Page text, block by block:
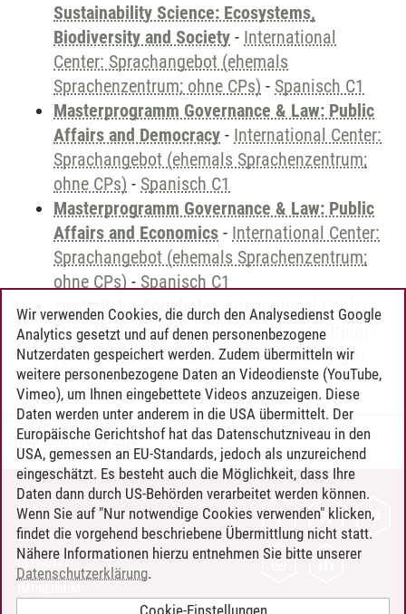
Sustainability Science: Ecosystems,
Biodiversity and Society - International
Center: Sprachangebot (ehemals
Sprachenzentrum; ohne CPs) - Spanisch C1
Masterprogramm Governance & Law: Public
Affairs and Democracy - International Center:
Sprachangebot (ehemals Sprachenzentrum;
ohne CPs) - Spanisch C1
Masterprogramm Governance & Law: Public
Affairs and Economics - International Center:
Sprachangebot (ehemals Sprachenzentrum;
ohne CPs) - Spanisch C1
zusätzliche Angebote- International Center:
Sprachangebot (ehemals Sprachenzentrum)
Sprachangebot und Sonderveranstaltungen
Timo Leder/30.06.2024
KONTAKT
LEUPHANA ALS ARBEITGEBER
INTRANET
Wir verwenden Cookies, die durch den Analysedienst Google
Analytics gesetzt und auf denen personenbezogene
Nutzerdaten gespeichert werden. Zudem übermitteln wir
weitere personenbezogene Daten an Videodienste (YouTube,
Vimeo), um Ihnen eingebettete Videos anzuzeigen. Diese
Daten werden unter anderem in die USA übermittelt. Der
Europäische Gerichtshof hat das Datenschutzniveau in den
USA, gemessen an EU-Standards, jedoch als unzureichend
eingeschätzt. Es besteht auch die Möglichkeit, dass Ihre
Daten dann durch US-Behörden verarbeitet werden können.
Wenn Sie auf "Nur notwendige Cookies verwenden" klicken,
findet die vorgehend beschriebene Übermittlung nicht statt.
Nähere Informationen hierzu entnehmen Sie bitte unserer
Datenschutzerklärung.
Cookie-Einstellungen